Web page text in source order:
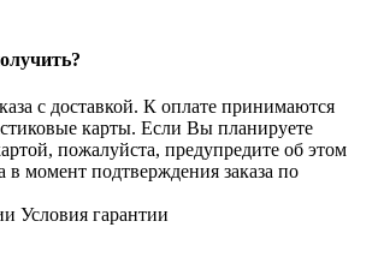
с доставкой. К оплате принимаются
карты. Если Вы планируете
пожалуйста, предупредите об этом
в момент подтверждения заказа по
Условия гарантии